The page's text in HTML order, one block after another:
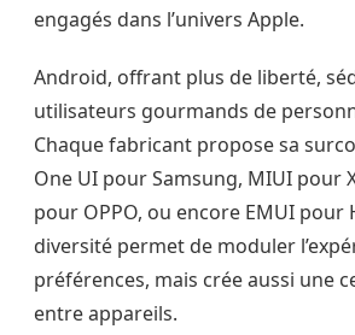
engagés dans l’univers Apple.
Android, offrant plus de liberté,
utilisateurs gourmands de
Chaque fabricant propose sa
One UI pour Samsung, MIUI pour
pour OPPO, ou encore EMUI pour
diversité permet de moduler
préférences, mais crée aussi une
entre appareils.